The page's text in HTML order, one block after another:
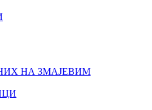
НА ЗМАЈЕВИМ